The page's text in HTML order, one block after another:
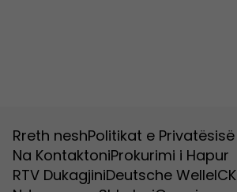
Rreth neshPolitikat e Privatësisë
Na KontaktoniProkurimi i Hapur
RTV DukagjiniDeutsche WelleICK